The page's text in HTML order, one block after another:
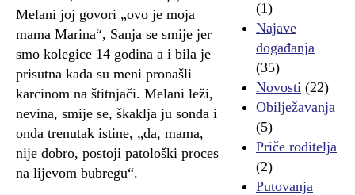
Melani joj govori „ovo je moja
mama Marina“, Sanja se smije jer
smo kolegice 14 godina a i bila je
prisutna kada su meni pronašli
karcinom na štitnjači. Melani leži,
nevina, smije se, škaklja ju sonda i
onda trenutak istine, „da, mama,
nije dobro, postoji patološki proces
na lijevom bubregu“.
(1)
Najave
događanja
(35)
Novosti (22)
Obilježavanja
(5)
Priče roditelja
(2)
Putovanja